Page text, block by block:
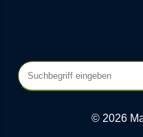
© 2026